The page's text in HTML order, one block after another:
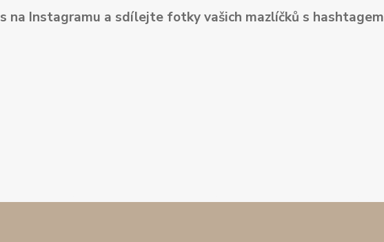
na Instagramu a sdílejte fotky vašich mazlíčků s hashtagem